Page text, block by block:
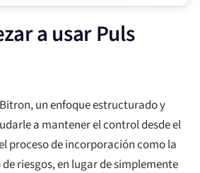
a usar Puls
un enfoque estructurado y
a mantener el control desde el
proceso de incorporación como la
riesgos, en lugar de simplemente